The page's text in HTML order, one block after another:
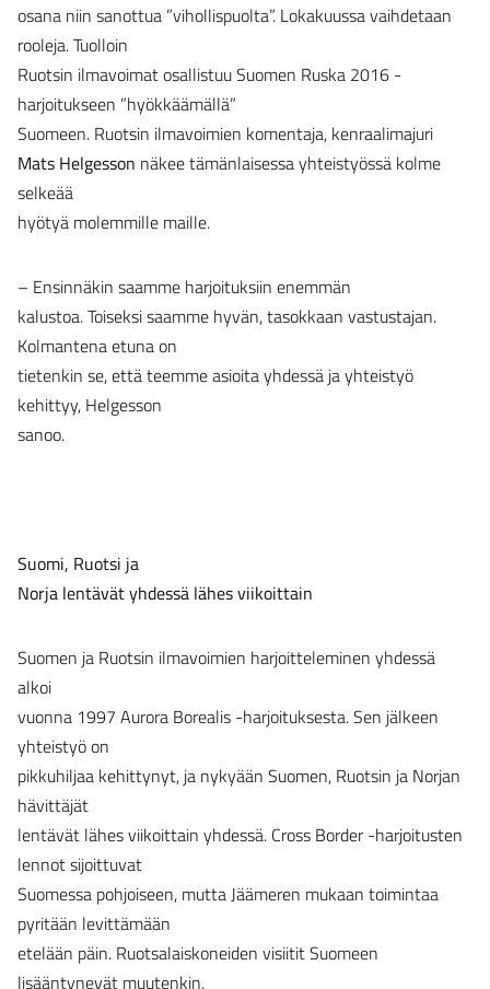
osana niin sanottua ”vihollispuolta”. Lokakuussa vaihdetaan
rooleja. Tuolloin
Ruotsin ilmavoimat osallistuu Suomen Ruska 2016 -
harjoitukseen ”hyökkäämällä”
Suomeen. Ruotsin ilmavoimien komentaja, kenraalimajuri
Mats Helgesson näkee tämänlaisessa yhteistyössä kolme
selkeää
hyötyä molemmille maille.
– Ensinnäkin saamme harjoituksiin enemmän
kalustoa. Toiseksi saamme hyvän, tasokkaan vastustajan.
Kolmantena etuna on
tietenkin se, että teemme asioita yhdessä ja yhteistyö
kehittyy, Helgesson
sanoo.
Suomi, Ruotsi ja
Norja lentävät yhdessä lähes viikoittain
Suomen ja Ruotsin ilmavoimien harjoitteleminen yhdessä
alkoi
vuonna 1997 Aurora Borealis -harjoituksesta. Sen jälkeen
yhteistyö on
pikkuhiljaa kehittynyt, ja nykyään Suomen, Ruotsin ja Norjan
hävittäjät
lentävät lähes viikoittain yhdessä. Cross Border -harjoitusten
lennot sijoittuvat
Suomessa pohjoiseen, mutta Jäämeren mukaan toimintaa
pyritään levittämään
etelään päin. Ruotsalaiskoneiden visiitit Suomeen
lisääntynevät muutenkin.